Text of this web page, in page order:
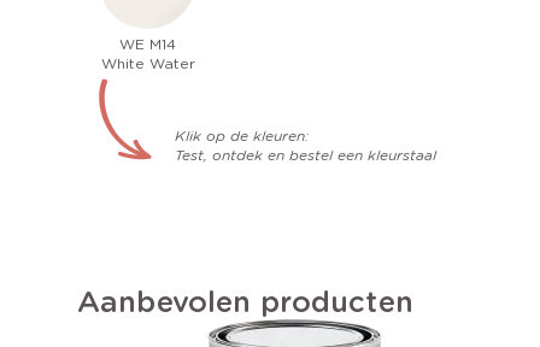
WE M14
White Water
Klik op de kleuren:
Test, ontdek en bestel een kleurstaal
Aanbevolen producten